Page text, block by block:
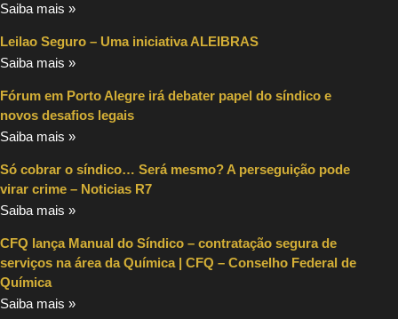
Saiba mais »
Leilao Seguro – Uma iniciativa ALEIBRAS
Saiba mais »
Fórum em Porto Alegre irá debater papel do síndico e
novos desafios legais
Saiba mais »
Só cobrar o síndico… Será mesmo? A perseguição pode
virar crime – Noticias R7
Saiba mais »
CFQ lança Manual do Síndico – contratação segura de
serviços na área da Química | CFQ – Conselho Federal de
Química
Saiba mais »